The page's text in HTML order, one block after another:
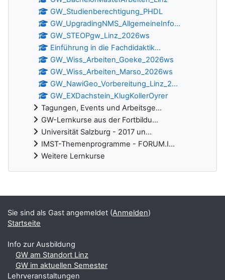
GW_Studienberechtigung_PHDL
GW_UpgradingNMS_AllgemeineInfo...
GW_STEOPgw_Linz_2026ws
Einführung in die Fachdidaktik...
GW_Wiss_Arbeiten_Goeke_2026ws
GW_Wiss_Arbeiten_Marso_2026ws
GW_NawiGeo_Vorbereitung_Linz_2...
GW_EXDachstein_KlugKollerOyrer
Tagungen, Events und Arbeitsge...
GW-Lernkurse aus der Fortbildu...
Universität Salzburg - 2017 un...
IMST-Themenprogramme - FORUM.I...
Weitere Lernkurse
Ergänzungsblöcke
Sie sind als Gast angemeldet (Anmelden)
Startseite
Info zur Ausbildung
GW am Standort Linz
GW im aktuellen Semester
Lehrveranstaltungen